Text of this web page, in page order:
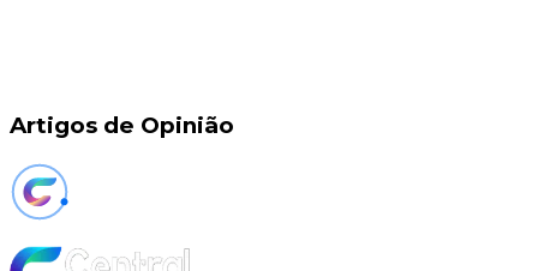
Artigos de Opinião